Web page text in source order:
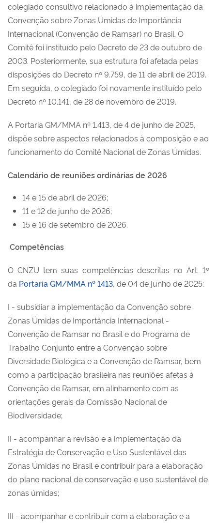
colegiado consultivo relacionado à implementação da
Convenção sobre Zonas Úmidas de Importância
Internacional (Convenção de Ramsar) no Brasil. O
Comitê foi instituído pelo Decreto de 23 de outubro de
2003. Posteriormente, sua estrutura foi afetada pelas
disposições do Decreto nº 9.759, de 11 de abril de 2019.
Em seguida, o colegiado foi novamente instituído pelo
Decreto nº 10.141, de 28 de novembro de 2019.
A Portaria GM/MMA nº 1.413, de 4 de junho de 2025,
dispõe sobre aspectos relacionados à composição e ao
funcionamento do Comitê Nacional de Zonas Úmidas.
Calendário de reuniões ordinárias de 2026
14 e 15 de abril de 2026;
11 e 12 de junho de 2026;
15 e 16 de setembro de 2026.
Competências
O CNZU tem suas competências descritas no Art. 1º
da Portaria GM/MMA nº 1413, de 04 de junho de 2025:
I - subsidiar a implementação da Convenção sobre
Zonas Úmidas de Importância Internacional -
Convenção de Ramsar no Brasil e do Programa de
Trabalho Conjunto entre a Convenção sobre
Diversidade Biológica e a Convenção de Ramsar, bem
como a participação brasileira nas reuniões afetas à
Convenção de Ramsar, em alinhamento com as
orientações gerais da Comissão Nacional de
Biodiversidade;
II - acompanhar a revisão e a implementação da
Estratégia de Conservação e Uso Sustentável das
Zonas Úmidas no Brasil e contribuir para a elaboração
do plano nacional de conservação e uso sustentável de
zonas úmidas;
III - acompanhar e contribuir com a elaboração e a